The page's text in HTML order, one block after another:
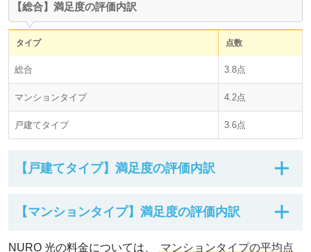
【総合】満足度の評価内訳
タイプ 点数
総合 3.8点
マンションタイプ 4.2点
戸建てタイプ 3.6点
【戸建てタイプ】満足度の評価内訳
【戸建てタイプ】満足度の評価内訳
【マンションタイプ】満足度の評価内訳
【マンションタイプ】満足度の評価内訳
NURO 光の料金については、 マンションタイプの平均点